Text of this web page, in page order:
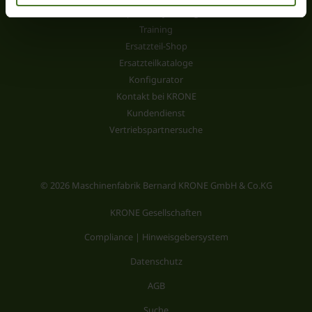
Training
Ersatzteil-Shop
Ersatzteilkataloge
Konfigurator
Kontakt bei KRONE
Kundendienst
Vertriebspartnersuche
© 2026 Maschinenfabrik Bernard KRONE GmbH & Co.KG
KRONE Gesellschaften
Compliance | Hinweisgebersystem
Datenschutz
AGB